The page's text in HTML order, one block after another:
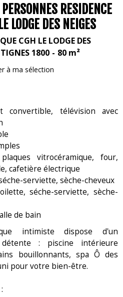
RESIDENCE
LODGE DES NEIGES
CGH LE LODGE DES
TIGNES 1800 80 m²
à ma sélection
convertible, télévision avec
vitrocéramique, four,
cafetière électrique
serviette, sèche-cheveux
séche-serviette, sèche-
de bain
intimiste dispose d'un
: piscine intérieure
bouillonnants, spa Ô des
pour votre bien-être.